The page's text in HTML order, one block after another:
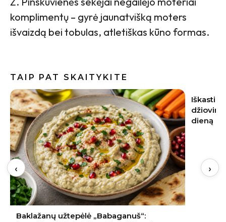
komplimentų – gyrė jaunatvišką moters
išvaizdą bei tobulas, atletiškas kūno formas.
TAIP PAT SKAITYKITE
Iškasti svogūnai pradėjo pūti: dažniausia
džiovinimo klaida padaroma pirmąją
dieną
‹ ›